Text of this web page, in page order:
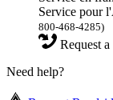
Service pour
800-468-4285)
Request
Need help?